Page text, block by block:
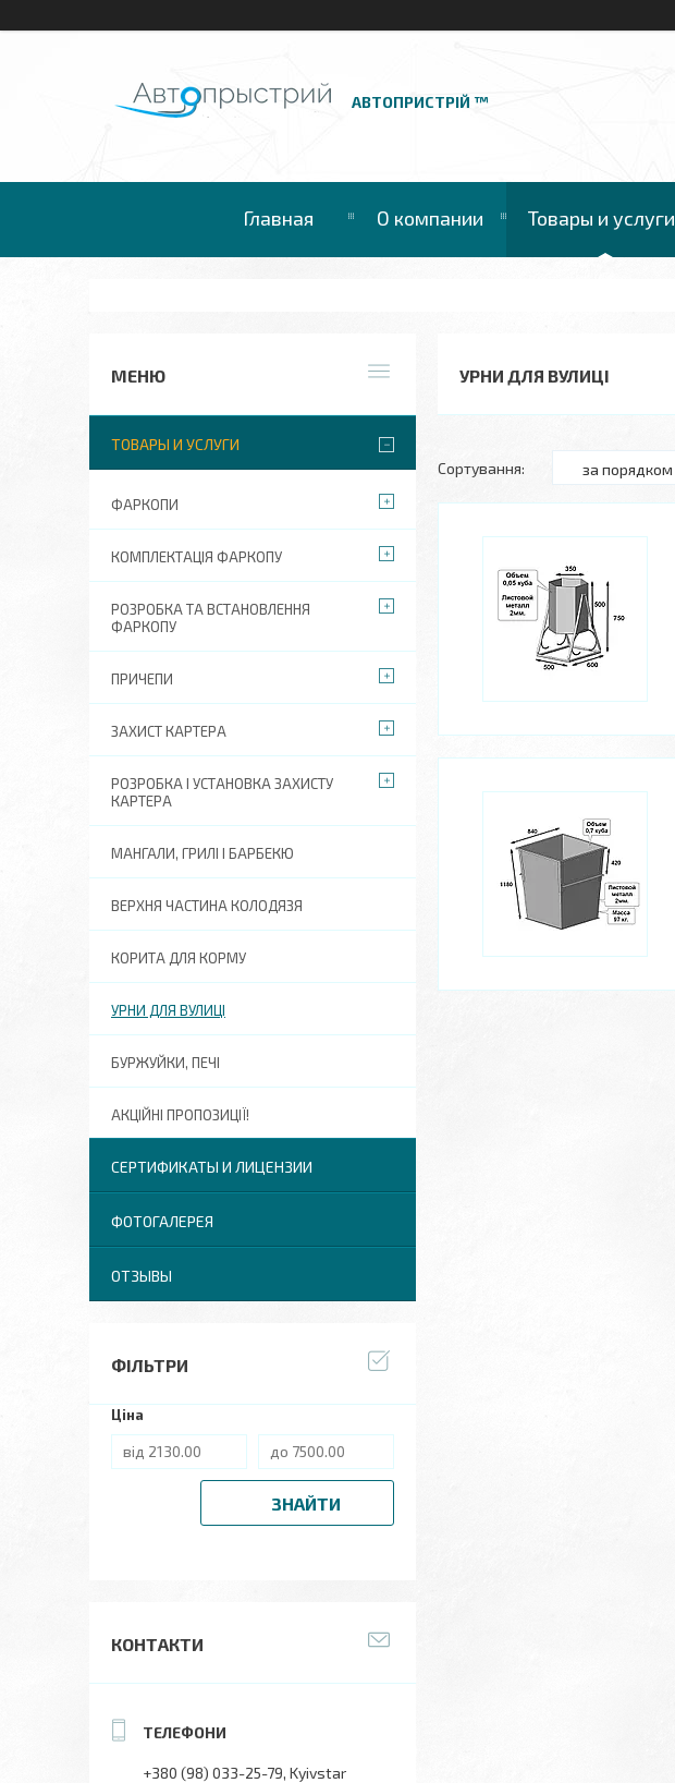
АВТОПРИСТРІЙ ™
Главная О компании Товары и услуги
УРНИ ДЛЯ ВУЛИЦІ
ТОВАРЫ И УСЛУГИ
ФАРКОПИ
КОМПЛЕКТАЦІЯ ФАРКОПУ
РОЗРОБКА ТА ВСТАНОВЛЕННЯ
ФАРКОПУ
ПРИЧЕПИ
ЗАХИСТ КАРТЕРА
РОЗРОБКА І УСТАНОВКА ЗАХИСТУ
КАРТЕРА
МАНГАЛИ, ГРИЛІ І БАРБЕКЮ
ВЕРХНЯ ЧАСТИНА КОЛОДЯЗЯ
КОРИТА ДЛЯ КОРМУ
УРНИ ДЛЯ ВУЛИЦІ
БУРЖУЙКИ, ПЕЧІ
АКЦІЙНІ ПРОПОЗИЦІЇ!
СЕРТИФИКАТЫ И ЛИЦЕНЗИИ
ФОТОГАЛЕРЕЯ
ОТЗЫВЫ
ФІЛЬТРИ
Ціна
ЗНАЙТИ
КОНТАКТИ
+380 (98) 033-25-79 Kyivstar